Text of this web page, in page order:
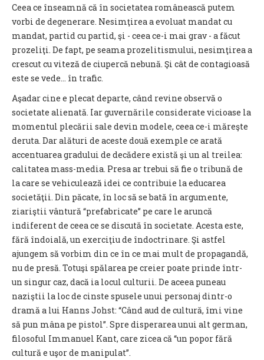
Ceea ce înseamnă că în societatea românească putem
vorbi de degenerare. Nesimţirea a evoluat mandat cu
mandat, partid cu partid, şi - ceea ce-i mai grav - a făcut
prozeliţi. De fapt, pe seama prozelitismului, nesimţirea a
crescut cu viteză de ciupercă nebună. Şi cât de contagioasă
este se vede... în trafic.
Aşadar cine e plecat departe, când revine observă o
societate alienată. Iar guvernările considerate vicioase la
momentul plecării sale devin modele, ceea ce-i măreşte
deruta. Dar alături de aceste două exemple ce arată
accentuarea gradului de decădere există şi un al treilea:
calitatea mass-media. Presa ar trebui să fie o tribună de
la care se vehiculează idei ce contribuie la educarea
societăţii. Din păcate, în loc să se bată în argumente,
ziariştii vântură “prefabricate” pe care le aruncă
indiferent de ceea ce se discută în societate. Acesta este,
fără îndoială, un exerciţiu de îndoctrinare. Şi astfel
ajungem să vorbim din ce în ce mai mult de propagandă,
nu de presă. Totuşi spălarea pe creier poate prinde într-
un singur caz, dacă ia locul culturii. De aceea puneau
naziştii la loc de cinste spusele unui personaj dintr-o
dramă a lui Hanns Johst: “Când aud de cultură, îmi vine
să pun mâna pe pistol”. Spre disperarea unui alt german,
filosoful Immanuel Kant, care zicea că “un popor fără
cultură e uşor de manipulat”.